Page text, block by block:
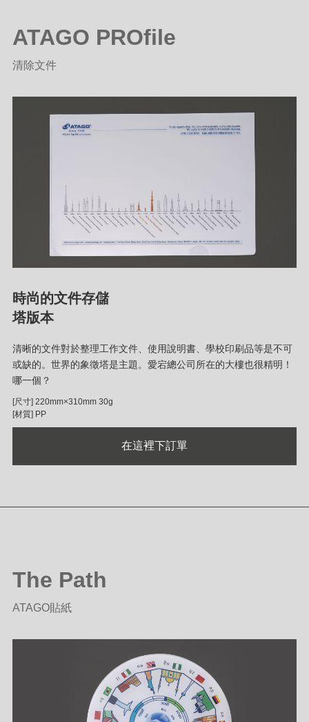
ATAGO PROfile
清除文件
時尚的文件存儲
塔版本
清晰的文件對於整理工作文件、使用說明書、學校印刷品等是不可
或缺的。世界的象徵塔是主題。愛宕總公司所在的大樓也很精明！
哪一個？
[尺寸] 220mm×310mm 30g
[材質] PP
在這裡下訂單
The Path
ATAGO貼紙